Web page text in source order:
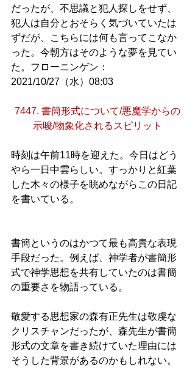
だったが、不思議と犯人探しをせず、
犯人は自分とおそらく気づいていたは
ずだが、こちらには何も言ってこなか
った。今朝方はそのような夢を見てい
た。フローニンゲン：
2021/10/27（水）08:03
7447. 書簡形式について/悪魔学からの
示唆/物象化されるスピリット
時刻は午前11時を迎えた。今日はどう
やら一日中雲らしい。すっかりと紅葉
した木々の様子を眺めながらこの日記
を書いている。
書簡というのはかつて最も高貴な表現
手段だった。例えば、神学者が書簡形
式で神学思想を共有していたのは書簡
の重要さを物語っている。
敬愛する思想家の森有正先生は敬虔な
クリスチャンだったが、森先生が書簡
形式の文章を書き続けていた理由には
そうした背景があるのかもしれない。